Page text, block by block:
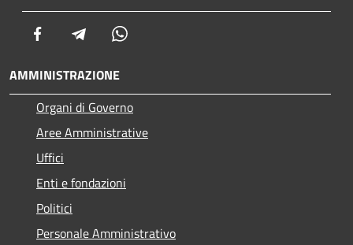
Facebook Telegram
AMMINISTRAZIONE
Organi di Governo
Aree Amministrative
Uffici
Enti e fondazioni
Politici
Personale Amministrativo